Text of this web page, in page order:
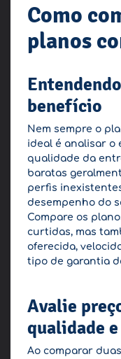
Como
planos
benefício
Nem sempre o
ideal é analisar o
qualidade da
baratas
perfis
desempenho do
Compare os
curtidas, mas
oferecida,
tipo de garantia
Avalie
qualidade
Ao comparar